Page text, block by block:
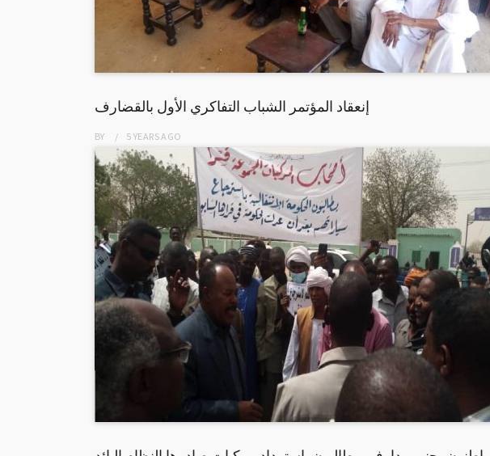
إنعقاد المؤتمر الشباب التفاكري الأول بالقضارف
BY 5 YEARSAGO